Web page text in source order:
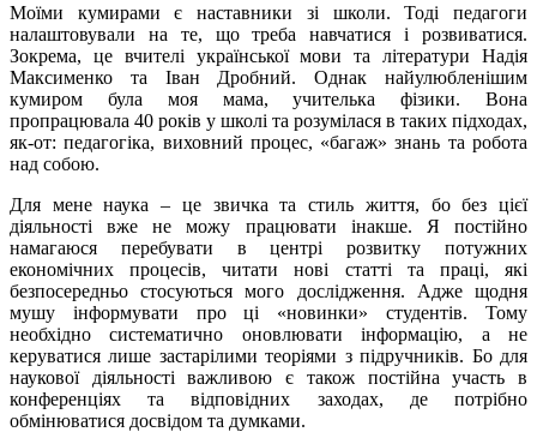
Моїми кумирами є наставники зі школи. Тоді педагоги
налаштовували на те, що треба навчатися і розвиватися.
Зокрема, це вчителі української мови та літератури Надія
Максименко та Іван Дробний. Однак найулюбленішим
кумиром була моя мама, учителька фізики. Вона
пропрацювала 40 років у школі та розумілася в таких підходах,
як-от: педагогіка, виховний процес, «багаж» знань та робота
над собою.
Для мене наука – це звичка та стиль життя, бо без цієї
діяльності вже не можу працювати інакше. Я постійно
намагаюся перебувати в центрі розвитку потужних
економічних процесів, читати нові статті та праці, які
безпосередньо стосуються мого дослідження. Адже щодня
мушу інформувати про ці «новинки» студентів. Тому
необхідно систематично оновлювати інформацію, а не
керуватися лише застарілими теоріями з підручників. Бо для
наукової діяльності важливою є також постійна участь в
конференціях та відповідних заходах, де потрібно
обмінюватися досвідом та думками.